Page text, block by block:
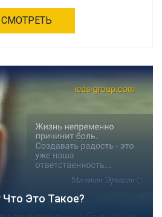
СМОТРЕТЬ
Это Такое?